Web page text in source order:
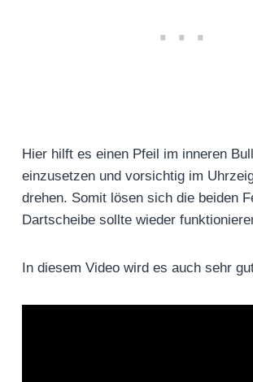
Hier hilft es einen Pfeil im inneren
einzusetzen und vorsichtig im
drehen. Somit lösen sich die beiden
Dartscheibe sollte wieder
In diesem Video wird es auch sehr